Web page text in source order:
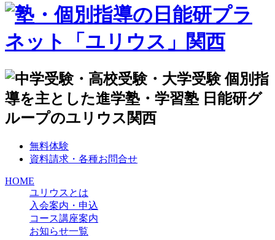
無料体験
資料請求・各種お問合せ
HOME
ユリウスとは
入会案内・申込
コース講座案内
お知らせ一覧